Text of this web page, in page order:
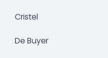
Cristel
De Buyer